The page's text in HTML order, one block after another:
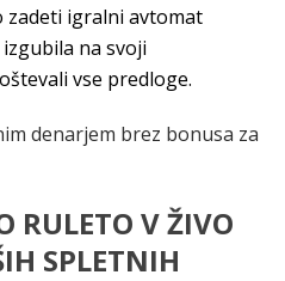
zadeti igralni avtomat
na svoji
vse predloge.
denarjem brez bonusa za
RULETO V ŽIVO
SPLETNIH